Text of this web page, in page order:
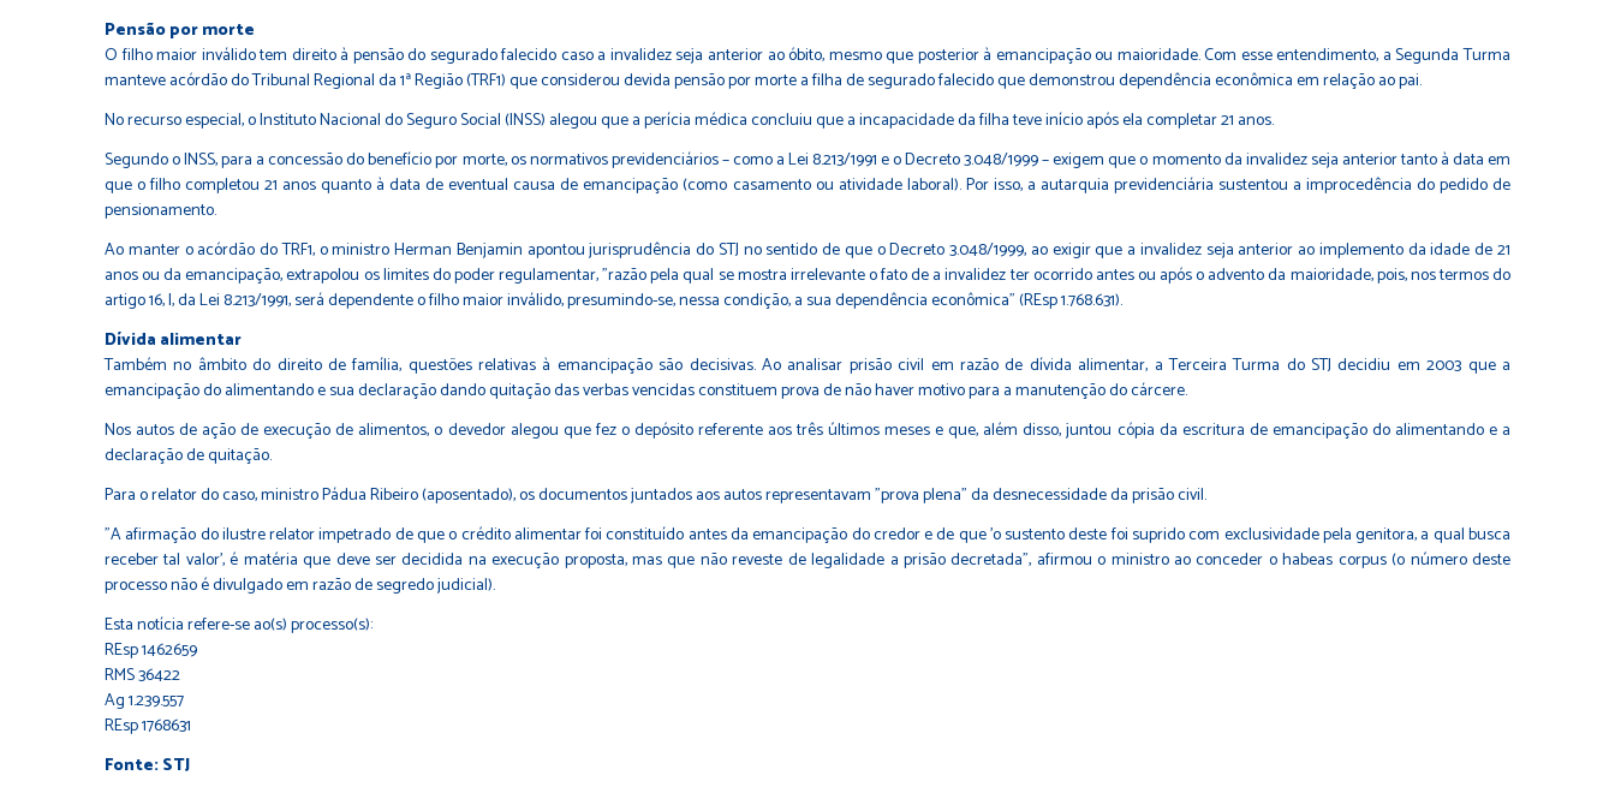
Pensão por mort​e
O filho maior inválido tem direito à pensão do segurado falecido caso a invalidez seja anterior ao óbito, mesmo que posterior à emancipação ou maioridade. Com esse entendimento, a Segunda Turma
manteve acórdão do Tribunal Regional da 1ª Região (TRF1) que considerou devida pensão por morte a filha de segurado falecido que demonstrou dependência econômica em relação ao pai.
No recurso especial, o Instituto Nacional do Seguro Social (INSS) alegou que a perícia médica concluiu que a incapacidade da filha teve início após ela completar 21 anos.
Segundo o INSS, para a concessão do benefício por morte, os normativos previdenciários – como a Lei 8.213/1991 e o Decreto 3.048/1999 – exigem que o momento da invalidez seja anterior tanto à data em
que o filho completou 21 anos quanto à data de eventual causa de emancipação (como casamento ou atividade laboral). Por isso, a autarquia previdenciária sustentou a improcedência do pedido de
pensionamento.
Ao manter o acórdão do TRF1, o ministro Herman Benjamin apontou jurisprudência do STJ no sentido de que o Decreto 3.048/1999, ao exigir que a invalidez seja anterior ao implemento da idade de 21
anos ou da emancipação, extrapolou os limites do poder regulamentar, "razão pela qual se mostra irrelevante o fato de a invalidez ter ocorrido antes ou após o advento da maioridade, pois, nos termos do
artigo 16, I, da Lei 8.213/1991, será dependente o filho maior inválido, presumindo-se, nessa condição, a sua dependência econômica" (REsp 1.768.631).
Dívida alim​​entar
Também no âmbito do direito de família, questões relativas à emancipação são decisivas. Ao analisar prisão civil em razão de dívida alimentar, a Terceira Turma do STJ decidiu em 2003 que a
emancipação do alimentando e sua declaração dando quitação das verbas vencidas constituem prova de não haver motivo para a manutenção do cárcere.
Nos autos de ação de execução de alimentos, o devedor alegou que fez o depósito referente aos três últimos meses e que, além disso, juntou cópia da escritura de emancipação do alimentando e a
declaração de quitação.
Para o relator do caso, ministro Pádua Ribeiro (aposentado), os documentos juntados aos autos representavam "prova plena" da desnecessidade da prisão civil.
"A afirmação do ilustre relator impetrado de que o crédito alimentar foi constituído antes da emancipação do credor e de que 'o sustento deste foi suprido com exclusividade pela genitora, a qual busca
receber tal valor', é matéria que deve ser decidida na execução proposta, mas que não reveste de legalidade a prisão decretada", afirmou o ministro ao conceder o habeas corpus (o número deste
processo não é divulgado em razão de segredo judicial).
Esta notícia refere-se ao(s) processo(s):
REsp 1462659
RMS 36422
Ag 1.239.557
REsp 1768631
Fonte: STJ